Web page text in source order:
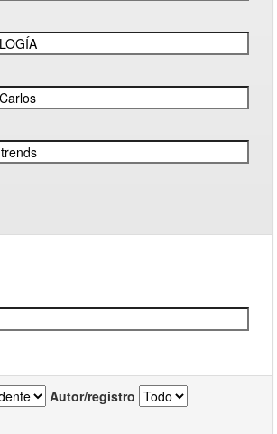
Autor/registro